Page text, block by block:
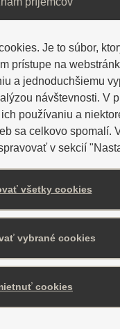
Je to súbor,
prístupe na
a jednoduchšiemu
návštevnosti. V
používaniu a
sa celkovo spomalí.
v sekcií
všetky cookies
vybrané cookies
cookies